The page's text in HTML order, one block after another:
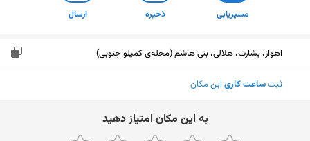
مسیریابی ذخیره ارسال
اهواز، بشارت، هلالی، بنی هاشم (محله‌ی کمپلو جنوبی)
ثبتساعت کاری این مکان
ﺑﻪ اﯾﻦ ﻣﮑﺎن اﻣﺘﯿﺎز دﻫﯿﺪ